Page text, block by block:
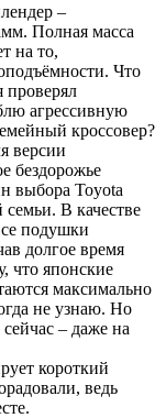
–
Полная масса
на то,
Что
проверял
агрессивную
кроссовер?
версии
бездорожье
выбора Toyota
семьи. В качестве
подушки
долгое время
что японские
максимально
не узнаю. Но
– даже на
короткий
ведь